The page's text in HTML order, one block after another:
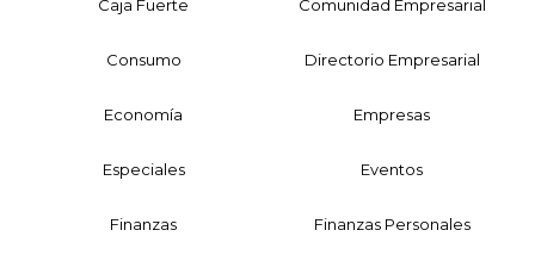
Caja Fuerte Comunidad Empresarial
Consumo Directorio Empresarial
Economía Empresas
Especiales Eventos
Finanzas Finanzas Personales